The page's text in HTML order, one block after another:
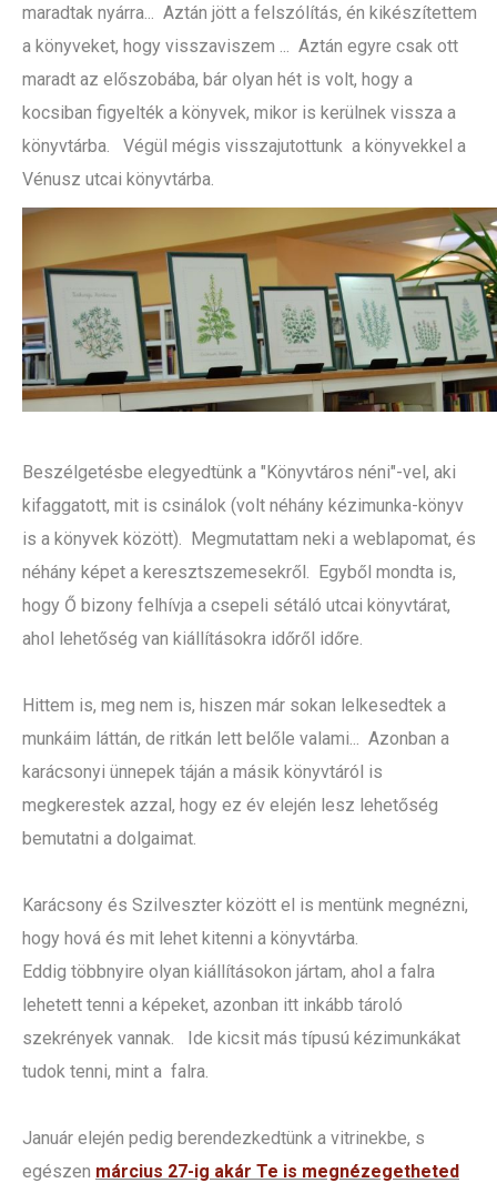
maradtak nyárra... Aztán jött a felszólítás, én kikészítettem
a könyveket, hogy visszaviszem ... Aztán egyre csak ott
maradt az előszobába, bár olyan hét is volt, hogy a
kocsiban figyelték a könyvek, mikor is kerülnek vissza a
könyvtárba. Végül mégis visszajutottunk a könyvekkel a
Vénusz utcai könyvtárba.
Beszélgetésbe elegyedtünk a "Könyvtáros néni"-vel, aki
kifaggatott, mit is csinálok (volt néhány kézimunka-könyv
is a könyvek között). Megmutattam neki a weblapomat, és
néhány képet a keresztszemesekről. Egyből mondta is,
hogy Ő bizony felhívja a csepeli sétáló utcai könyvtárat,
ahol lehetőség van kiállításokra időről időre.
Hittem is, meg nem is, hiszen már sokan lelkesedtek a
munkáim láttán, de ritkán lett belőle valami... Azonban a
karácsonyi ünnepek táján a másik könyvtáról is
megkerestek azzal, hogy ez év elején lesz lehetőség
bemutatni a dolgaimat.
Karácsony és Szilveszter között el is mentünk megnézni,
hogy hová és mit lehet kitenni a könyvtárba.
Eddig többnyire olyan kiállításokon jártam, ahol a falra
lehetett tenni a képeket, azonban itt inkább tároló
szekrények vannak. Ide kicsit más típusú kézimunkákat
tudok tenni, mint a falra.
Január elején pedig berendezkedtünk a vitrinekbe, s
egészen március 27-ig akár Te is megnézegetheted